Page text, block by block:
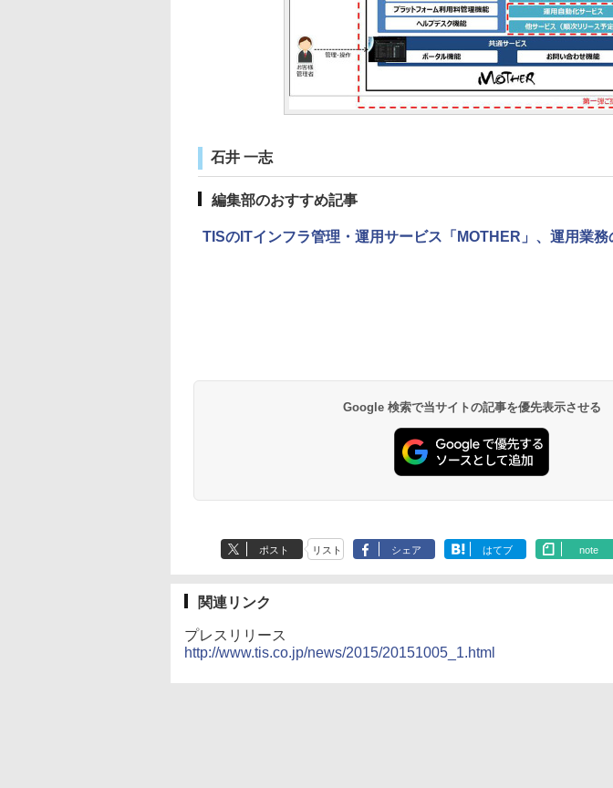
石井 一志
編集部のおすすめ記事
TISのITインフラ管理・運用サービス「MOTHER」、運用業
Google 検索で当サイトの記事を優先表示させる
ポスト リスト シェア はてブ note
関連リンク
プレスリリース
http://www.tis.co.jp/news/2015/20151005_1.html